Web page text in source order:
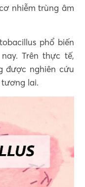
nhiễm trùng âm
phổ biến
Trên thực tế,
được nghiên cứu
lai.